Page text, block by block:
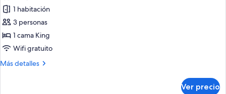
Habitación
doble
superior,
1
King
1 habitación
3 personas
1 cama King
Wifi gratuito
Más detalles
Más
Ver precio